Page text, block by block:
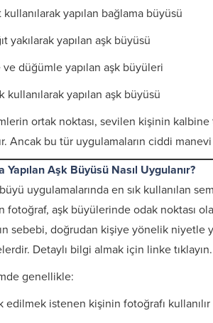
kullanılarak yapılan bağlama büyüsü
yakılarak yapılan aşk büyüsü
ve düğümle yapılan aşk büyüleri
kullanılarak yapılan aşk büyüsü
ortak noktası, sevilen kişinin
Ancak bu tür uygulamaların ciddi
Yapılan Aşk Büyüsü Nasıl Uygulanır?
uygulamalarında en sık kullanılan
fotoğraf, aşk büyülerinde odak noktası
sebebi, doğrudan kişiye yönelik niyetle
Detaylı bilgi almak için linke tıklayın.
genellikle:
edilmek istenen kişinin fotoğrafı kullanılır
Karı Koca Arası
Muhabbeti Artıran
Dua ve Etkileri
Kişiye